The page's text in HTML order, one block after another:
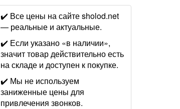
✔️ Все цены на сайте sholod.net
— реальные и актуальные.
✔️ Если указано «в наличии»,
значит товар действительно есть
на складе и доступен к покупке.
✔️ Мы не используем
заниженные цены для
привлечения звонков.